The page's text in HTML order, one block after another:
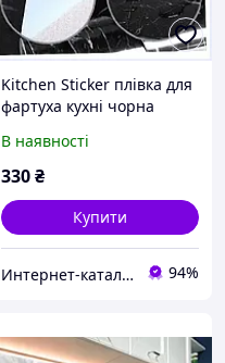
Kitchen Sticker плівка для
фартуха кухні чорна
605T473T3
В наявності
330₴
Купити
Интернет-каталог скидок "Профит плюс" 94%